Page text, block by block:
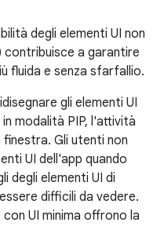
degli elementi UI non
contribuisce a garantire
fluida e senza sfarfallio.
gli elementi UI
modalità PIP, l'attività
finestra. Gli utenti non
UI dell'app quando
degli elementi UI di
difficili da vedere.
UI minima offrono la